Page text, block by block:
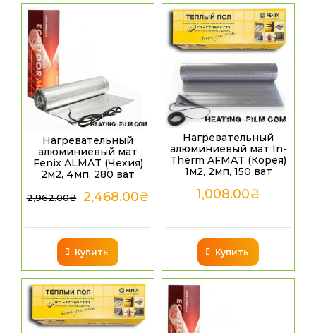
Нагревательный
алюминиевый мат
Fenix ALMAT (Чехия)
2м2, 4мп, 280 ват
2,962.00₴ 2,468.00₴
Купить
Нагревательный
алюминиевый мат In-
Therm AFMAT (Корея)
1м2, 2мп, 150 ват
1,008.00₴
Купить